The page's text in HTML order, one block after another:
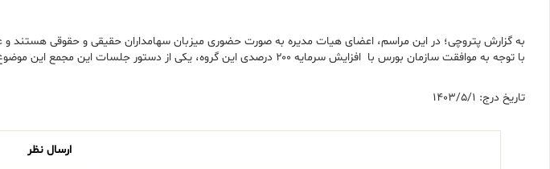
به گزارش پتروچی؛ در این مراسم، اعضای هیات مدیره به صورت حضوری میزبان سهامداران حقیقی و حقوقی هستند و
با توجه به موافقت سازمان بورس با افزایش سرمایه ۲۰۰ درصدی این گروه، یکی از دستور جلسات این مجمع این موضوع است. گفتنی است این افزایش سرمایه از محل سود انباشته و سایر اندوخته‌­ها صورت می­‌پذیرد.
تاریخ درج: 1403/5/1
ارسال نظر